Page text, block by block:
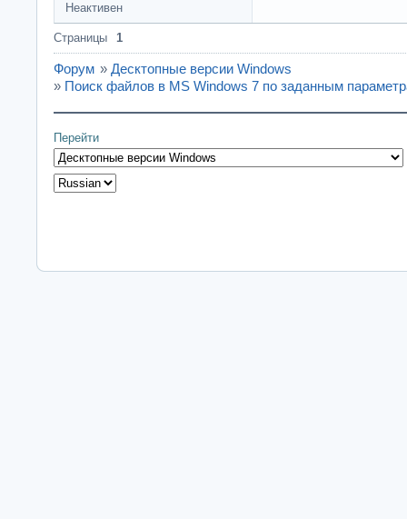
Неактивен
Страницы 1
Форум » Десктопные версии Windows
» Поиск файлов в MS Windows 7 по заданным
Перейти